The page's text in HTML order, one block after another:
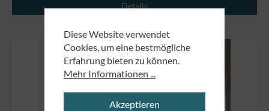
Details
Diese Website verwendet
Cookies, um eine bestmögliche
Erfahrung bieten zu können.
Mehr Informationen ...
Akzeptieren